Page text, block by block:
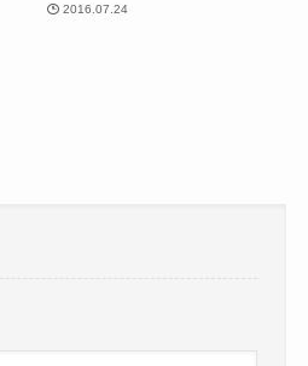
2016.07.24